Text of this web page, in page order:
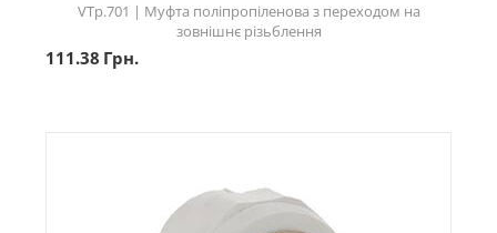
VTp.701 | Муфта поліпропіленова з переходом на
зовнішнє різьблення
111.38 Грн.